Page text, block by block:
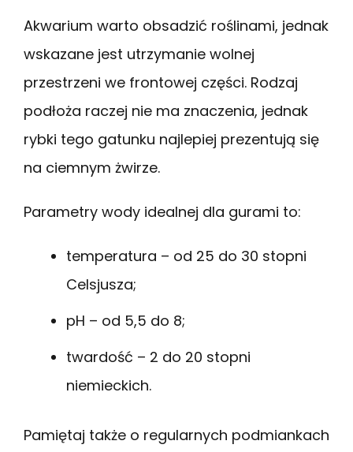
Akwarium warto obsadzić roślinami, jednak
wskazane jest utrzymanie wolnej
przestrzeni we frontowej części. Rodzaj
podłoża raczej nie ma znaczenia, jednak
rybki tego gatunku najlepiej prezentują się
na ciemnym żwirze.
Parametry wody idealnej dla gurami to:
temperatura – od 25 do 30 stopni
Celsjusza;
pH – od 5,5 do 8;
twardość – 2 do 20 stopni
niemieckich.
Pamiętaj także o regularnych podmiankach